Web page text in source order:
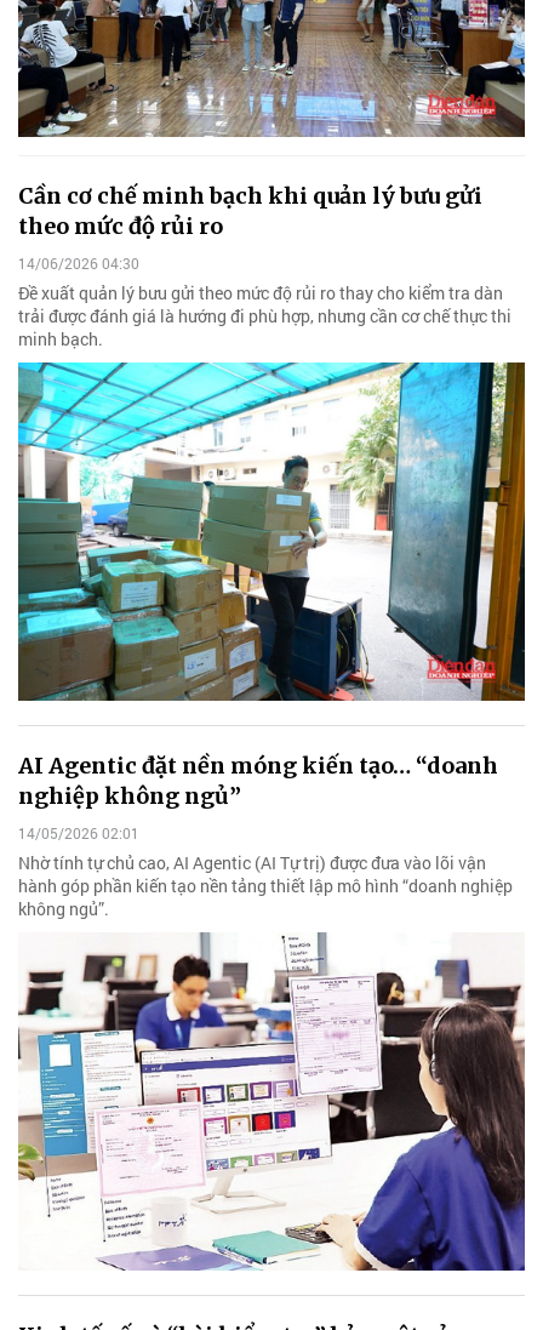
Cần cơ chế minh bạch khi quản lý bưu gửi
theo mức độ rủi ro
14/06/2026 04:30
Đề xuất quản lý bưu gửi theo mức độ rủi ro thay cho kiểm tra dàn
trải được đánh giá là hướng đi phù hợp, nhưng cần cơ chế thực thi
minh bạch.
AI Agentic đặt nền móng kiến tạo… “doanh
nghiệp không ngủ”
14/05/2026 02:01
Nhờ tính tự chủ cao, AI Agentic (AI Tự trị) được đưa vào lõi vận
hành góp phần kiến tạo nền tảng thiết lập mô hình “doanh nghiệp
không ngủ”.